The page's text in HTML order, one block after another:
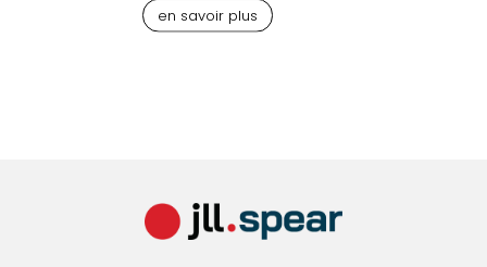
en savoir plus